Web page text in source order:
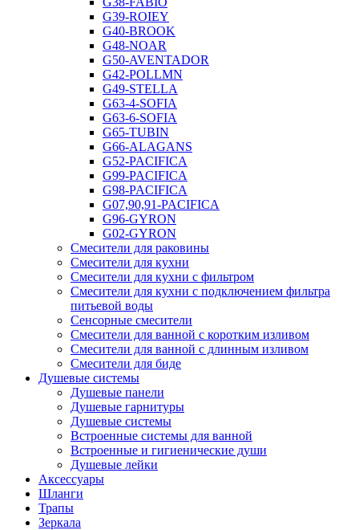
G39-ROIEY
G40-BROOK
G48-NOAR
G50-AVENTADOR
G42-POLLMN
G49-STELLA
G63-4-SOFIA
G63-6-SOFIA
G65-TUBIN
G66-ALAGANS
G52-PACIFICA
G99-PACIFICA
G98-PACIFICA
G07,90,91-PACIFICA
G96-GYRON
G02-GYRON
Смесители для раковины
Смесители для кухни
Смесители для кухни с фильтром
Смесители для кухни с подключением фильтра
питьевой воды
Сенсорные смесители
Смесители для ванной с коротким изливом
Смесители для ванной с длинным изливом
Смесители для биде
Душевые системы
Душевые панели
Душевые гарнитуры
Душевые системы
Встроенные системы для ванной
Встроенные и гигиенические души
Душевые лейки
Аксессуары
Шланги
Трапы
Зеркала